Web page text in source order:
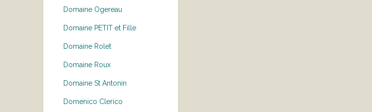
Domaine Ogereau
Domaine PETIT et Fille
Domaine Rolet
Domaine Roux
Domaine St Antonin
Domenico Clerico